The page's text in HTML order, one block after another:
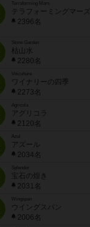
Terraforming Mars
テラフォーミングマーズ
2396名
Stone Garden
枯山水
2280名
Viticulture
ワイナリーの四季
2273名
Agricola
アグリコラ
2120名
Azul
アズール
2034名
宝石の煌き
2031名
Wingspan
ウイングスパン
2006名